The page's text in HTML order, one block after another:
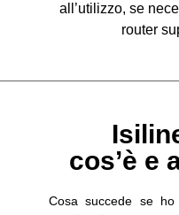
all’utilizzo, se
router
cos’è e
Cosa succede se